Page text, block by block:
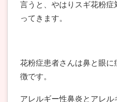
言うと、やはりスギ花粉症
ってきます。
花粉症患者さんは鼻と眼
徴です。
アレルギー性鼻炎とアレル